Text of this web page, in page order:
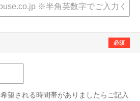
必須
望される時間帯がありましたらご記入